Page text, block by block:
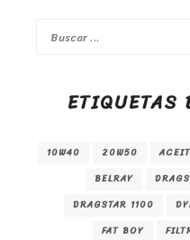
ETIQUETAS
10W40 20W50
BELRAY
DRAGSTAR 1100
FAT BOY